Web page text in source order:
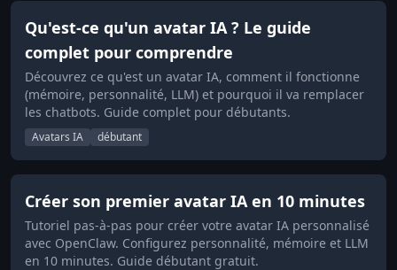
Qu'est-ce qu'un avatar IA ? Le guide
complet pour comprendre
Découvrez ce qu'est un avatar IA, comment il fonctionne
(mémoire, personnalité, LLM) et pourquoi il va remplacer
les chatbots. Guide complet pour débutants.
Avatars IA débutant
Créer son premier avatar IA en 10 minutes
Tutoriel pas-à-pas pour créer votre avatar IA personnalisé
avec OpenClaw. Configurez personnalité, mémoire et LLM
en 10 minutes. Guide débutant gratuit.